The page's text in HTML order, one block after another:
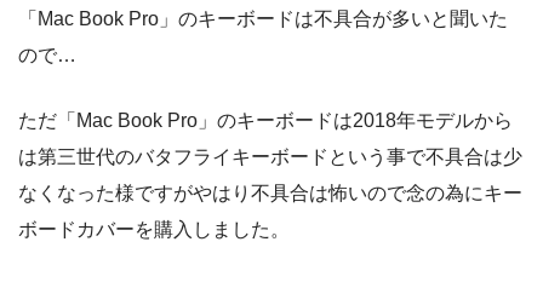
「Mac Book Pro」のキーボードは不具合が多いと聞いた
ので…
ただ「Mac Book Pro」のキーボードは2018年モデルから
は第三世代のバタフライキーボードという事で不具合は少
なくなった様ですがやはり不具合は怖いので念の為にキー
ボードカバーを購入しました。